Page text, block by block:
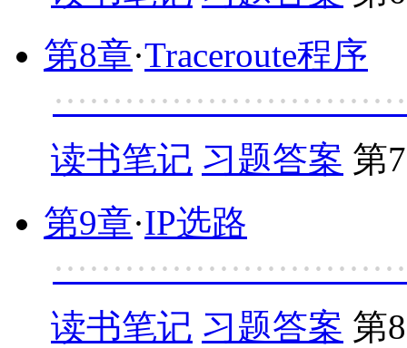
第8章·Traceroute程序
读书笔记 习题答案 第
第9章·IP选路
读书笔记 习题答案 第